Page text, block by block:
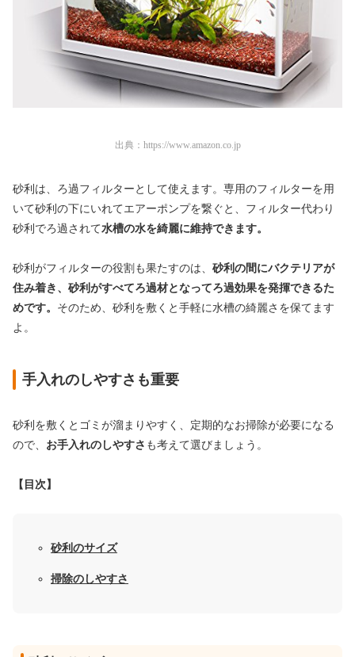
出典： https://www.amazon.co.jp
砂利は、ろ過フィルターとして使えます。専用のフィルターを用
いて砂利の下にいれてエアーポンプを繋ぐと、フィルター代わり
砂利でろ過されて水槽の水を綺麗に維持できます。
砂利がフィルターの役割も果たすのは、 砂利の間にバクテリアが
住み着き、砂利がすべてろ過材となってろ過効果を発揮できるた
めです。 そのため、砂利を敷くと手軽に水槽の綺麗さを保てます
よ。
手入れのしやすさも重要
砂利を敷くとゴミが溜まりやすく、定期的なお掃除が必要になる
ので、 お手入れのしやすさ も考えて選びましょう。
【目次】
砂利のサイズ
掃除のしやすさ